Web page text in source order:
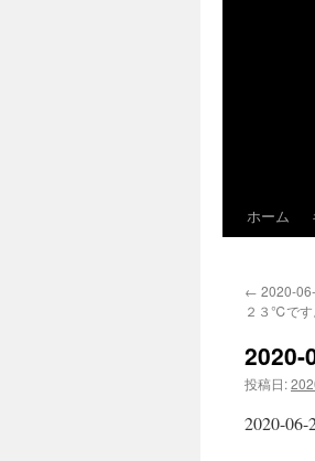
ホーム
← 2020-
２３℃です
2020-
投稿日:
2020-06-